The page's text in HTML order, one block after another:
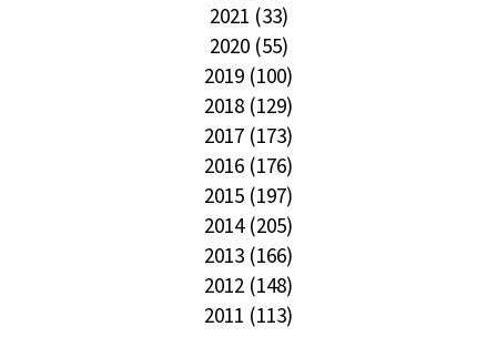
2021 (33)
2020 (55)
2019 (100)
2018 (129)
2017 (173)
2016 (176)
2015 (197)
2014 (205)
2013 (166)
2012 (148)
2011 (113)